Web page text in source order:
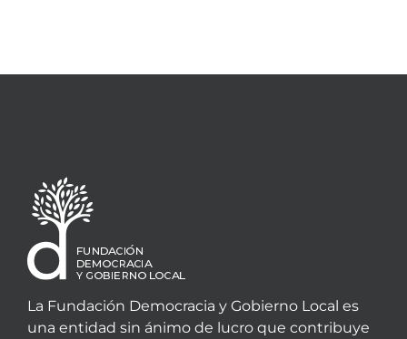
La Fundación Democracia y Gobierno Local es
una entidad sin ánimo de lucro que contribuye